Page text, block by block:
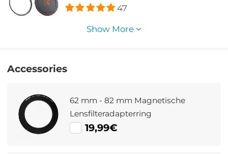
Serie
47
Show More
Accessories
62 mm - 82 mm Magnetische
Lensfilteradapterring
19,99€